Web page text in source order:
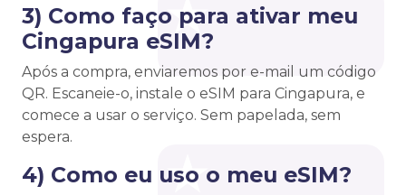
3) Como faço para ativar meu
Cingapura eSIM?
Após a compra, enviaremos por e-mail um código
QR. Escaneie-o, instale o eSIM para Cingapura, e
comece a usar o serviço. Sem papelada, sem
espera.
4) Como eu uso o meu eSIM?